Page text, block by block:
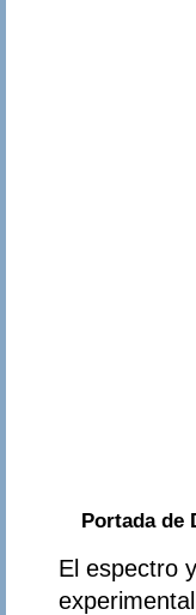
Portada de
El espectro